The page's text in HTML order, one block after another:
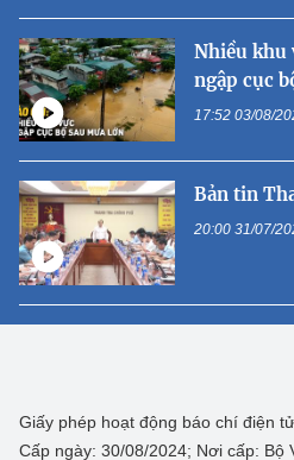
Nhiều khu
ngập cục
17:52 03/08/
Bản tin
20:00 31/07/
Giấy phép hoạt động báo chí điện
Cấp ngày: 30/08/2024; Nơi cấp: Bộ